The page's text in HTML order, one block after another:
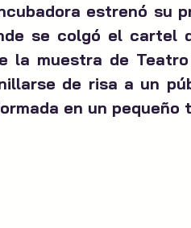
estrenó su
se colgó el cartel
la muestra de
de risa a un
en un